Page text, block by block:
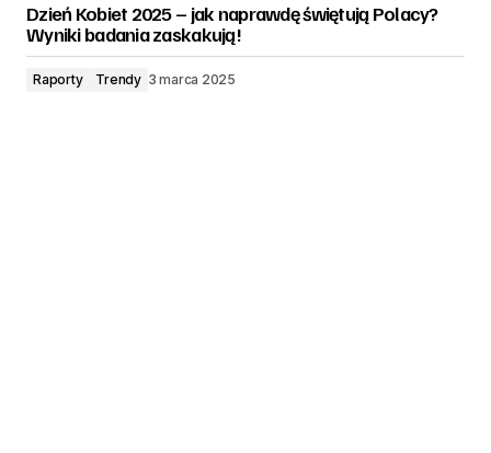
Dzień Kobiet 2025 – jak naprawdę świętują Polacy?
Wyniki badania zaskakują!
Raporty Trendy 3 marca 2025